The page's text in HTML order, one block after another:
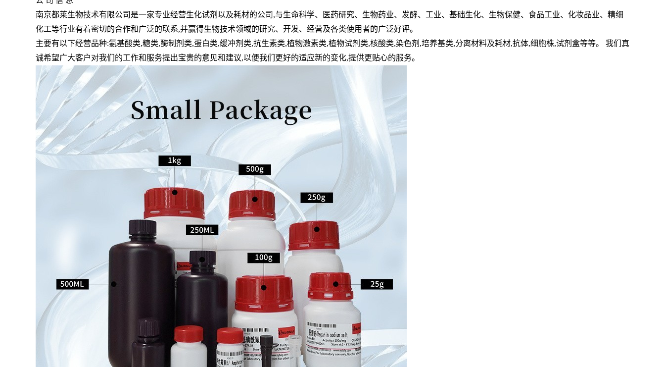
南京都莱生物技术有限公司是一家专业经营生化试剂以及耗材的公司 ,与生命科学、医药研究、生物药业、发酵、工业、基础生化、生物保健、食品工业、化妆品业、精细
化工等行业有着密切的合作和广泛的联系,并赢得生物技术领域的研究、开发、经营及各类使用者的广泛好评。
主要有以下经营品种:氨基酸类,糖类,酶制剂类,蛋白类,缓冲剂类,抗生素类,植物激素类,植物试剂类,核酸类,染色剂 ,培养基类,分离材料及耗材,抗体,细胞株,试剂盒等等。 我们真
诚希望广大客户对我们的工作和服务提出宝贵的意见和建议,以便我们更好的适应新的变化,提供更贴心的服务。